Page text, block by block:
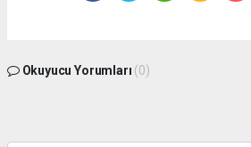
Okuyucu Yorumları (0)